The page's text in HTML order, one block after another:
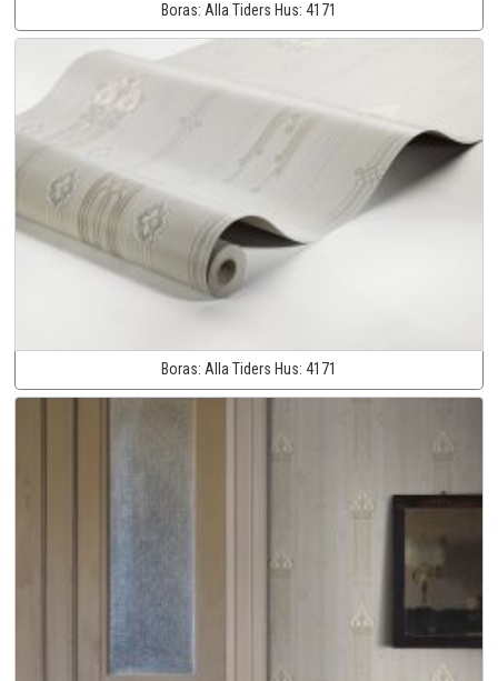
Boras: Alla Tiders Hus: 4171
Boras: Alla Tiders Hus: 4171